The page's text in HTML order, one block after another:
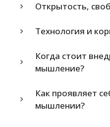
Открытость,
Технология и
Когда стоит
мышление?
Как проявляет
мышлении?